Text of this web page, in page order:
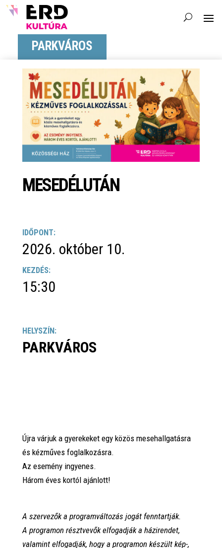
PARKVÁROS
MESEDÉLUTÁN
IDŐPONT:
2026. október 10.
KEZDÉS:
15:30
HELYSZÍN:
PARKVÁROS
Újra várjuk a gyerekeket egy közös mesehallgatásra
és kézműves foglalkozásra.
Az esemény ingyenes.
Három éves kortól ajánlott!
A szervezők a programváltozás jogát fenntartják.
A programon résztvevők elfogadják a házirendet,
valamint elfogadják, hogy a programon készült kép-,